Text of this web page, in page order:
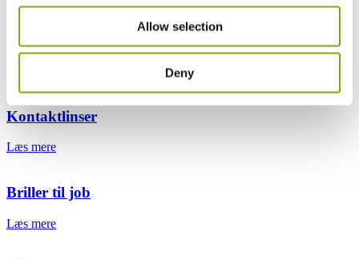
Allow selection
Deny
Brilleglas
Kontaktlinser
Læs mere
Briller til job
Læs mere